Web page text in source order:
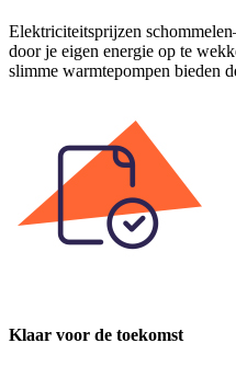
Elektriciteitsprijzen
door je eigen energie op te
slimme warmtepompen bieden
Klaar voor de toekomst